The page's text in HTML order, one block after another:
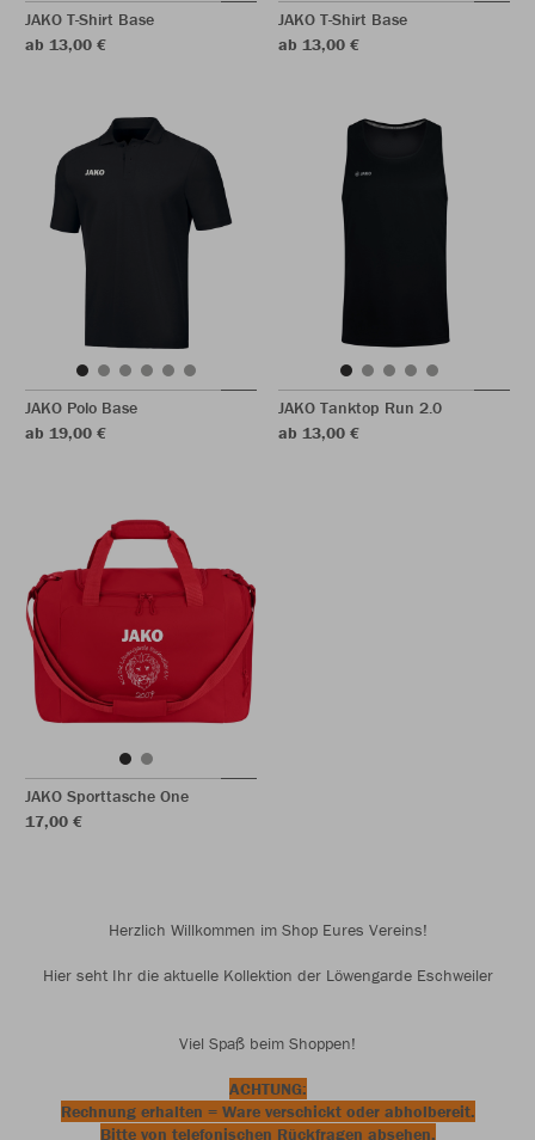
JAKO T-Shirt Base
ab 13,00 €
JAKO T-Shirt Base
ab 13,00 €
JAKO Polo Base
ab 19,00 €
JAKO Tanktop Run 2.0
ab 13,00 €
JAKO Sporttasche One
17,00 €
Herzlich Willkommen im Shop Eures Vereins!
Hier seht Ihr die aktuelle Kollektion der Löwengarde Eschweiler
Viel Spaß beim Shoppen!
ACHTUNG:
Rechnung erhalten = Ware verschickt oder abholbereit.
Bitte von telefonischen Rückfragen absehen.